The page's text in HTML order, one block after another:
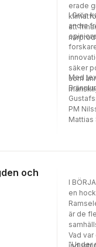
erade
att
I Grön
andra
säker
som
Med
PM
Mattias
och
I
en
är de
Vad
"Under